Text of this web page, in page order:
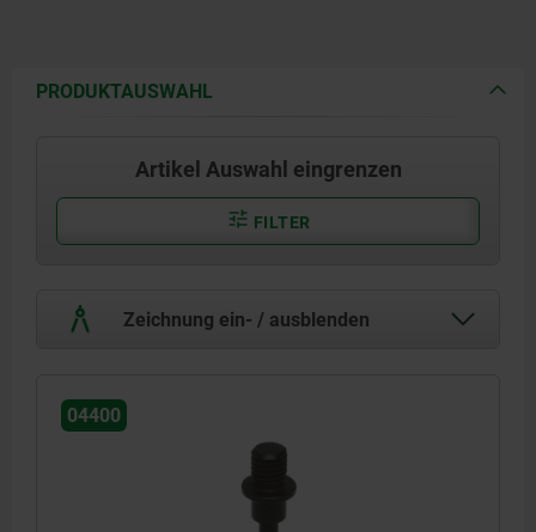
PRODUKTAUSWAHL
Artikel Auswahl eingrenzen
FILTER
Zeichnung ein- / ausblenden
04400